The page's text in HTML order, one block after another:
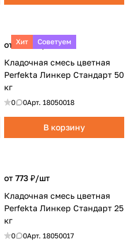
Хит Советуем
от 1 118 ₽/шт
Кладочная смесь цветная
Perfekta Линкер Стандарт 50
кг
0 0Арт. 18050018
В корзину
от 773 ₽/шт
Кладочная смесь цветная
Perfekta Линкер Стандарт 25
кг
0 0Арт. 18050017